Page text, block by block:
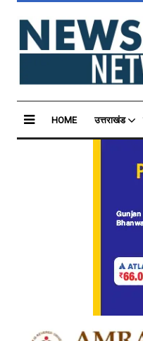
HOME उत्तराखंड